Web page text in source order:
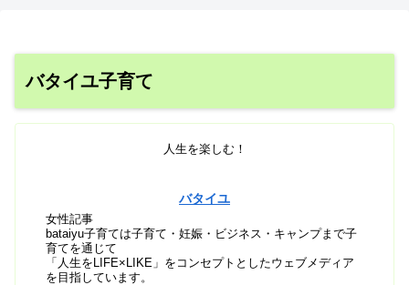
バタイユ子育て
人生を楽しむ！
バタイユ
女性記事
bataiyu子育ては子育て・妊娠・ビジネス・キャンプまで子
育てを通じて
「人生をLIFE×LIKE」をコンセプトとしたウェブメディア
を目指しています。